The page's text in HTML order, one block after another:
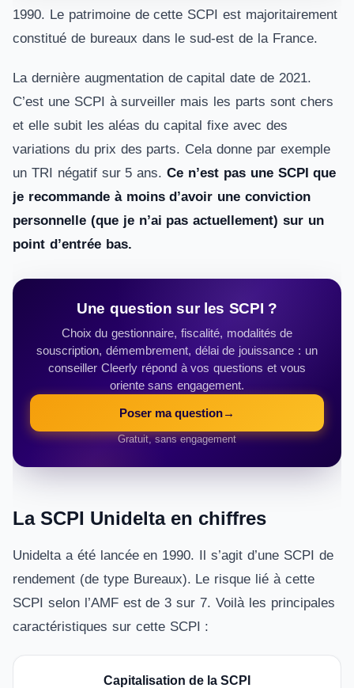
1990. Le patrimoine de cette SCPI est majoritairement
constitué de bureaux dans le sud-est de la France.
La dernière augmentation de capital date de 2021.
C’est une SCPI à surveiller mais les parts sont chers
et elle subit les aléas du capital fixe avec des
variations du prix des parts. Cela donne par exemple
un TRI négatif sur 5 ans.Ce n’est pas une SCPI que
je recommande à moins d’avoir une conviction
personnelle (que je n’ai pas actuellement) sur un
point d’entrée bas.
Une question sur les SCPI ?
Choix du gestionnaire, fiscalité, modalités de
souscription, démembrement, délai de jouissance : un
conseiller Cleerly répond à vos questions et vous
oriente sans engagement.
Poser ma question→
Gratuit, sans engagement
La SCPI Unidelta en chiffres
Unidelta a été lancée en 1990. Il s’agit d’une SCPI de
rendement (de type Bureaux). Le risque lié à cette
SCPI selon l’AMF est de 3 sur 7. Voilà les principales
caractéristiques sur cette SCPI :
Capitalisation de la SCPI